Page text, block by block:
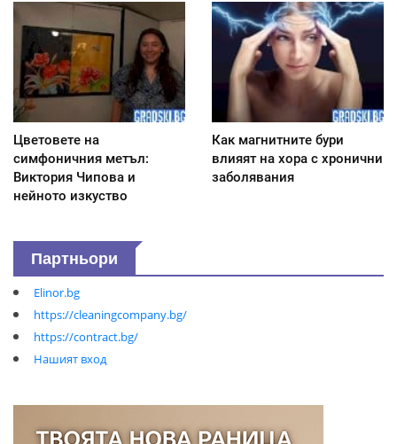
Цветовете на
симфоничния метъл:
Виктория Чипова и
нейното изкуство
Как магнитните бури
влияят на хора с хронични
заболявания
Партньори
Elinor.bg
https://cleaningcompany.bg/
https://contract.bg/
Нашият вход